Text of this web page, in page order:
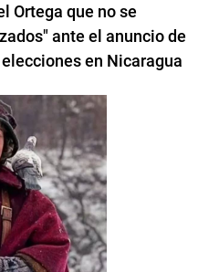
Ortega que no se
ante el anuncio de
en Nicaragua